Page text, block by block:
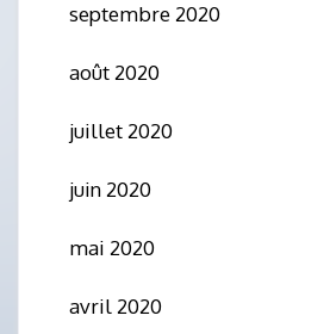
septembre 2020
août 2020
juillet 2020
juin 2020
mai 2020
avril 2020